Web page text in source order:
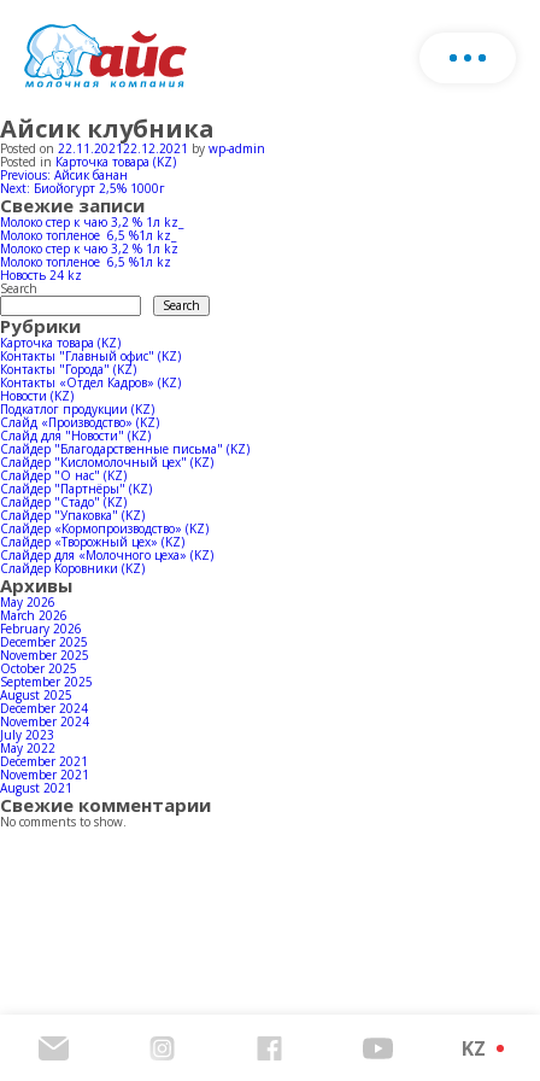
Өнімдерінің каталогын жүктеп алыңыз
Біз туралы
Өнім
Сүт өнімдері
Балмұздақ
Horeca
Ферма
Табын
Сиыр қоралары
Өндіріс
Сүт өндірісі
Балмұздақ өндірісі
Жаңалықтар
Сатылым географиясы
Байланыстар
Айсик клубника
Posted on 22.11.202122.12.2021 by wp-admin
Posted in Карточка товара (KZ)
Post
navigation
Previous: Айсик банан
Next: Биойогурт 2,5% 1000г
Свежие записи
Молоко стер к чаю 3,2 % 1л kz_
Молоко топленое 6,5 %1л kz_
Молоко стер к чаю 3,2 % 1л kz
Молоко топленое 6,5 %1л kz
Новость 24 kz
Search
Search
Рубрики
Карточка товара (KZ)
Контакты "Главный офис" (KZ)
Контакты "Города" (KZ)
Контакты «Отдел Кадров» (KZ)
Новости (KZ)
Подкатлог продукции (KZ)
Слайд «Производство» (KZ)
Слайд для "Новости" (KZ)
Слайдер "Благодарственные письма" (KZ)
Слайдер "Кисломолочный цех" (KZ)
Слайдер "О нас" (KZ)
Слайдер "Партнёры" (KZ)
Слайдер "Стадо" (KZ)
Слайдер "Упаковка" (KZ)
Слайдер «Кормопроизводство» (KZ)
Слайдер «Творожный цех» (KZ)
Слайдер для «Молочного цеха» (KZ)
Слайдер Коровники (KZ)
Архивы
May 2026
March 2026
February 2026
December 2025
November 2025
October 2025
September 2025
August 2025
December 2024
November 2024
July 2023
May 2022
December 2021
November 2021
August 2021
Свежие комментарии
No comments to show.
KZ